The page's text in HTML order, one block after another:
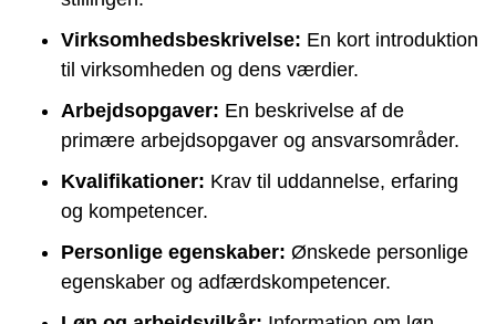
Virksomhedsbeskrivelse: En kort introduktion
til virksomheden og dens værdier.
Arbejdsopgaver: En beskrivelse af de
primære arbejdsopgaver og ansvarsområder.
Kvalifikationer: Krav til uddannelse, erfaring
og kompetencer.
Personlige egenskaber: Ønskede personlige
egenskaber og adfærdskompetencer.